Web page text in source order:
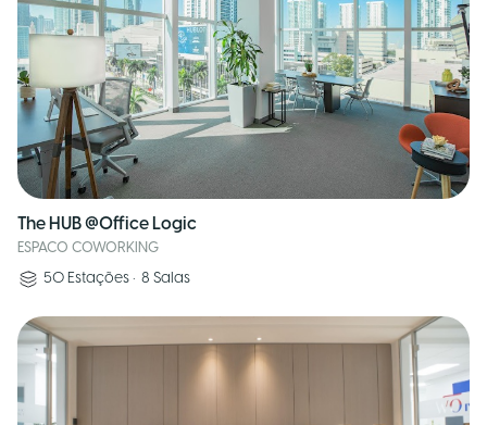
The HUB @Office Logic
ESPACO COWORKING
50 Estações • 8 Salas